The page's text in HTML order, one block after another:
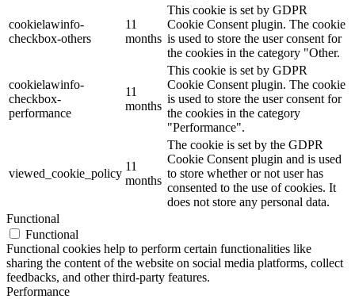
cookielawinfo-
checkbox-others
11
months
This cookie is set by GDPR
Cookie Consent plugin. The cookie
is used to store the user consent for
the cookies in the category "Other.
cookielawinfo-
checkbox-
performance
11
months
This cookie is set by GDPR
Cookie Consent plugin. The cookie
is used to store the user consent for
the cookies in the category
"Performance".
viewed_cookie_policy
11
months
The cookie is set by the GDPR
Cookie Consent plugin and is used
to store whether or not user has
consented to the use of cookies. It
does not store any personal data.
Functional
Functional
Functional cookies help to perform certain functionalities like
sharing the content of the website on social media platforms, collect
feedbacks, and other third-party features.
Performance